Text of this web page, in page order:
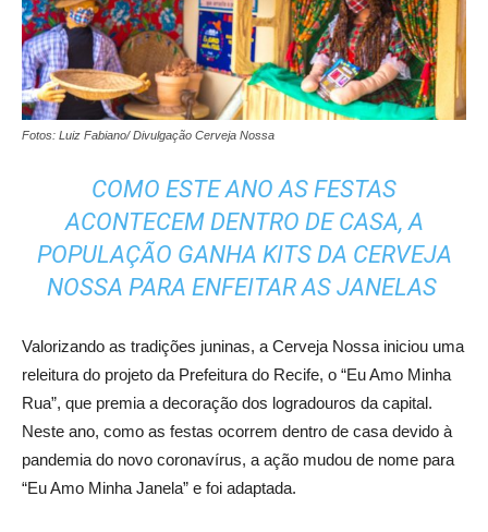
Fotos: Luiz Fabiano/ Divulgação Cerveja Nossa
COMO ESTE ANO AS FESTAS
ACONTECEM DENTRO DE CASA, A
POPULAÇÃO GANHA KITS DA CERVEJA
NOSSA PARA ENFEITAR AS JANELAS
Valorizando as tradições juninas, a Cerveja Nossa iniciou uma
releitura do projeto da Prefeitura do Recife, o “Eu Amo Minha
Rua”, que premia a decoração dos logradouros da capital.
Neste ano, como as festas ocorrem dentro de casa devido à
pandemia do novo coronavírus, a ação mudou de nome para
“Eu Amo Minha Janela” e foi adaptada.